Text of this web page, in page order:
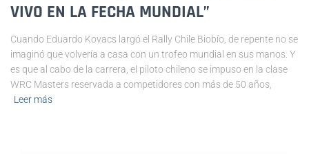
VIVO EN LA FECHA MUNDIAL”
Cuando Eduardo Kovacs largó el Rally Chile Biobío, de repente no se
imaginó que volvería a casa con un trofeo mundial en sus manos. Y
es que al cabo de la carrera, el piloto chileno se impuso en la clase
WRC Masters reservada a competidores con más de 50 años,
Leer más